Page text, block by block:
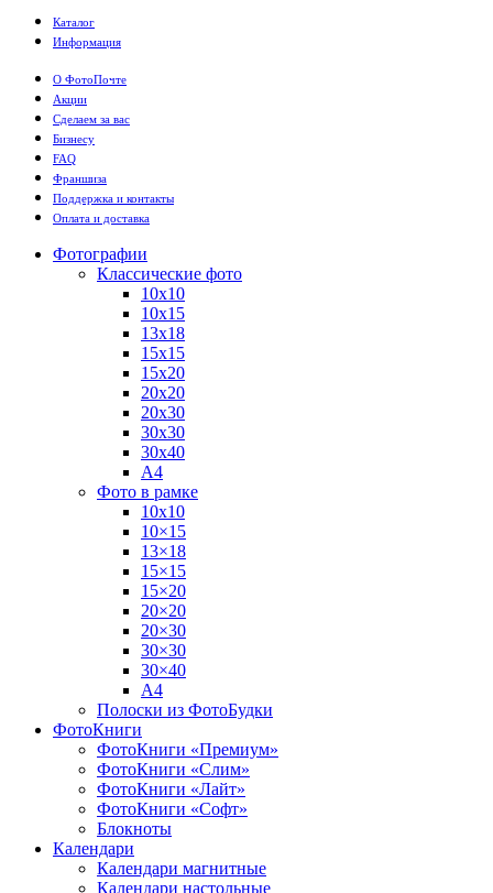
Каталог
Информация
О ФотоПочте
Акции
Сделаем за вас
Бизнесу
FAQ
Франшиза
Поддержка и контакты
Оплата и доставка
Фотографии
Классические фото
10х10
10х15
13х18
15х15
15х20
20х20
20х30
30х30
30х40
А4
Фото в рамке
10х10
10×15
13×18
15×15
15×20
20×20
20×30
30×30
30×40
A4
Полоски из ФотоБудки
ФотоКниги
ФотоКниги «Премиум»
ФотоКниги «Слим»
ФотоКниги «Лайт»
ФотоКниги «Софт»
Блокноты
Календари
Календари магнитные
Календари настольные